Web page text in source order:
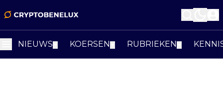
NIEUWS KOERSEN RUBRIEKEN